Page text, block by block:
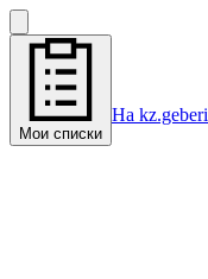
Мои списки
На